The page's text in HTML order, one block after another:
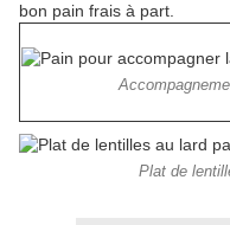
bon pain frais à part.
Plat de